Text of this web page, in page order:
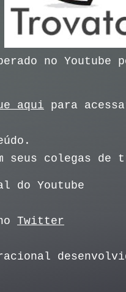
no
aqui para
seus colegas de
do Youtube
Twitter